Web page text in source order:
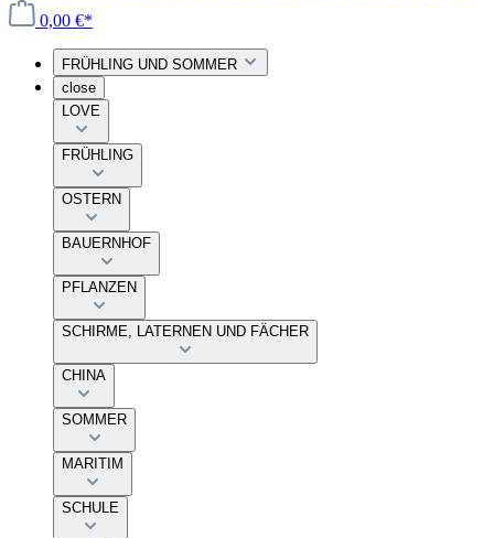
0,00 €*
FRÜHLING UND SOMMER
close
LOVE
FRÜHLING
OSTERN
BAUERNHOF
PFLANZEN
SCHIRME, LATERNEN UND FÄCHER
CHINA
SOMMER
MARITIM
SCHULE